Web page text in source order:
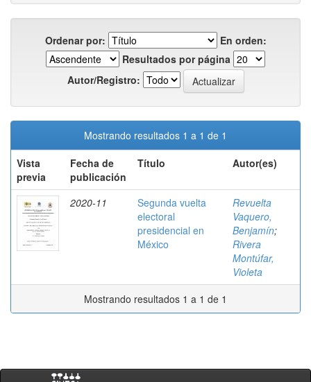
Ordenar por:
En orden:
Resultados por página
Autor/Registro:
Mostrando resultados 1 a 1 de 1
Vista
previa
Fecha de
publicación
Título Autor(es)
2020-11
Segunda vuelta
electoral
presidencial en
México
Revuelta
Vaquero,
Benjamín;
Rivera
Montúfar,
Violeta
Mostrando resultados 1 a 1 de 1